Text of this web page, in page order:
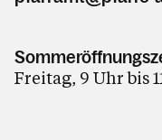
Freitag, 9 Uhr bis